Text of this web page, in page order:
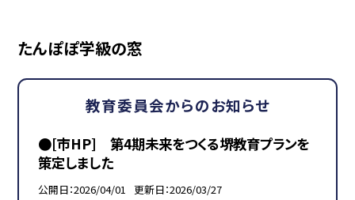
たんぽぽ学級の窓
教育委員会からのお知らせ
●[市HP] 第4期未来をつくる堺教育プランを
策定しました
公開日 2026/04/01 更新日 2026/03/27